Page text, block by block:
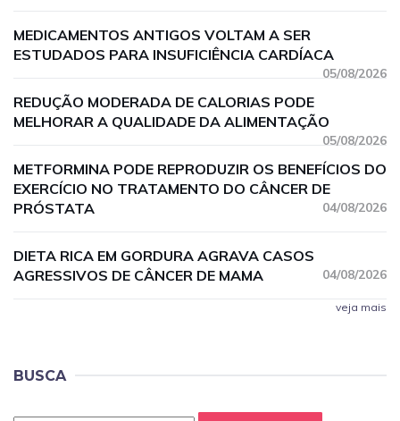
MEDICAMENTOS ANTIGOS VOLTAM A SER
ESTUDADOS PARA INSUFICIÊNCIA CARDÍACA
05/08/2026
REDUÇÃO MODERADA DE CALORIAS PODE
MELHORAR A QUALIDADE DA ALIMENTAÇÃO
05/08/2026
METFORMINA PODE REPRODUZIR OS BENEFÍCIOS DO
EXERCÍCIO NO TRATAMENTO DO CÂNCER DE
PRÓSTATA
04/08/2026
DIETA RICA EM GORDURA AGRAVA CASOS
AGRESSIVOS DE CÂNCER DE MAMA
04/08/2026
veja mais
BUSCA